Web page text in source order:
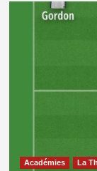
Académies La